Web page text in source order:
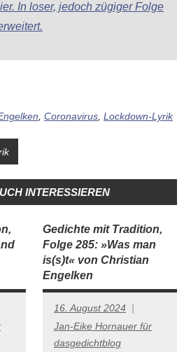
In loser, jedoch zügiger Folge
, Coronavirus, Lockdown-Lyrik
INTERESSIEREN
Gedichte mit Tradition,
Folge 285: »Was man
is(s)t« von Christian
Engelken
16. August 2024
Jan-Eike Hornauer für
dasgedichtblog